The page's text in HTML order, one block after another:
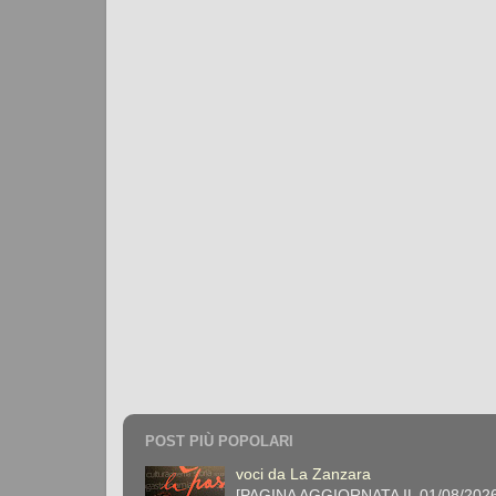
POST PIÙ POPOLARI
voci da La Zanzara